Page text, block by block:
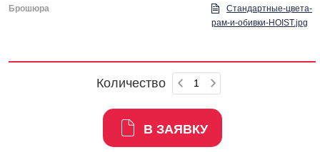
Брошюра
Стандартные-цвета-
рам-и-обивки-HOIST.jpg
Количество
В ЗАЯВКУ